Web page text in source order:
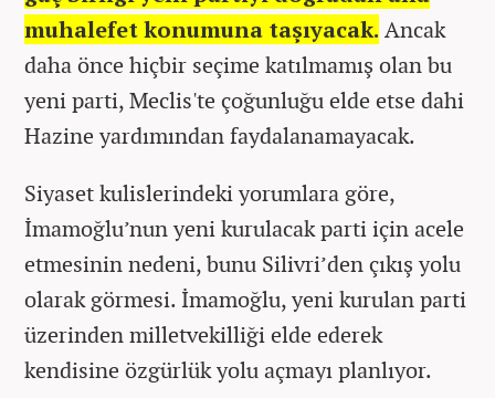
muhalefet konumuna taşıyacak. Ancak
daha önce hiçbir seçime katılmamış olan bu
yeni parti, Meclis'te çoğunluğu elde etse dahi
Hazine yardımından faydalanamayacak.
Siyaset kulislerindeki yorumlara göre,
İmamoğlu’nun yeni kurulacak parti için acele
etmesinin nedeni, bunu Silivri’den çıkış yolu
olarak görmesi. İmamoğlu, yeni kurulan parti
üzerinden milletvekilliği elde ederek
kendisine özgürlük yolu açmayı planlıyor.